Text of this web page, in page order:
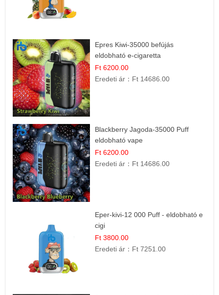
Epres Kiwi-35000 befújás
eldobható e-cigaretta
Ft 6200.00
Eredeti ár： Ft 14686.00
Blackberry Jagoda-35000 Puff
eldobható vape
Ft 6200.00
Eredeti ár： Ft 14686.00
Eper-kivi-12 000 Puff - eldobható e
cigi
Ft 3800.00
Eredeti ár： Ft 7251.00